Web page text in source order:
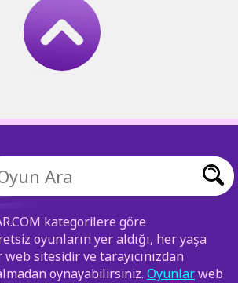
kategorilere göre
oyunların yer aldığı, her yaşa
sitesidir ve tarayıcınızdan
oynayabilirsiniz. Oyunlarweb